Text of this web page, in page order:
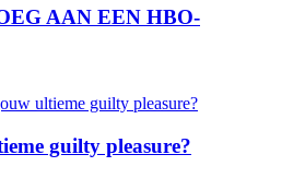
AAN EEN HBO-
guilty pleasure?